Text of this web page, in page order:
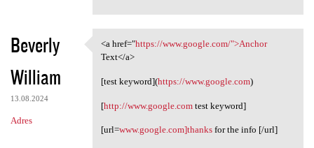
Beverly
William
13.08.2024
Adres
<a href="https://www.google
<a href="https://www.google.com/">Anchor
Text</a>
[test keyword](https://www.google.com)
[http://www.google.comtest keyword]
[url=www.google.com]thanksfor the info [/url]